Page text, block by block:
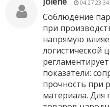
04.27 23:34
Соблюдение
при
напрямую
логистической
показатели:
прочность при
материала.